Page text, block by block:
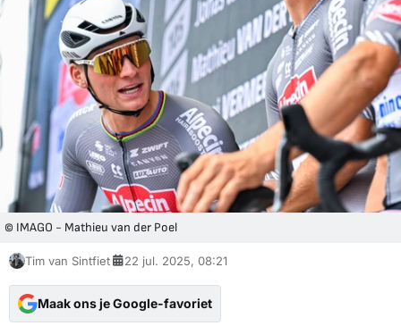
© IMAGO - Mathieu van der Poel
Tim van Sintfiet 22 jul. 2025, 08:21
Maak ons je Google-favoriet